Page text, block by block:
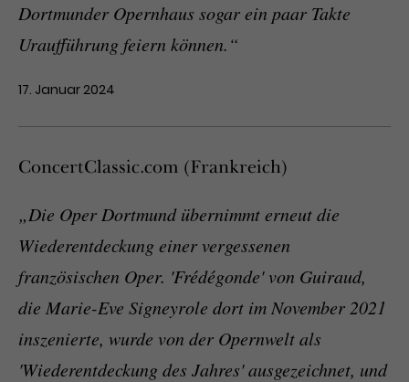
Dortmunder Opernhaus sogar ein paar Takte
Uraufführung feiern können.“
17. Januar 2024
ConcertClassic.com (Frankreich)
„Die Oper Dortmund übernimmt erneut die
Wiederentdeckung einer vergessenen
französischen Oper. 'Frédégonde' von Guiraud,
die Marie-Eve Signeyrole dort im November 2021
inszenierte, wurde von der Opernwelt als
'Wiederentdeckung des Jahres' ausgezeichnet, und